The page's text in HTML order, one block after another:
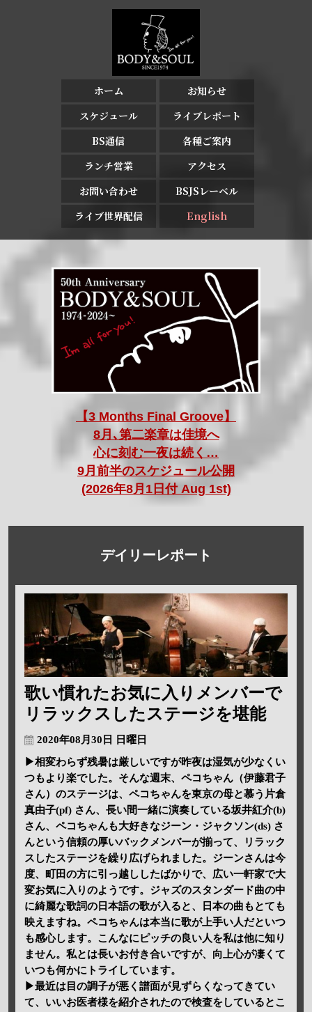
ホーム
お知らせ
スケジュール
ライブレポート
BS通信
各種ご案内
ランチ営業
アクセス
お問い合わせ
BSJSレーベル
ライブ世界配信
English
【3 Months Final Groove】
8月､第二楽章は佳境へ
心に刻む一夜は続く…
9月前半のスケジュール公開
(2026年8月1日付 Aug 1st)
デイリーレポート
歌い慣れたお気に入りメンバーで
リラックスしたステージを堪能
2020年08月30日 日曜日
▶相変わらず残暑は厳しいですが昨夜は湿気が少なくい
つもより楽でした。そんな週末、ペコちゃん（伊藤君子
さん）のステージは、ペコちゃんを東京の母と慕う片倉
真由子(pf) さん、長い間一緒に演奏している坂井紅介(b)
さん、ペコちゃんも大好きなジーン・ジャクソン(ds) さ
んという信頼の厚いバックメンバーが揃って、リラック
スしたステージを繰り広げられました。ジーンさんは今
度、町田の方に引っ越ししたばかりで、広い一軒家で大
変お気に入りのようです。ジャズのスタンダード曲の中
に綺麗な歌詞の日本語の歌が入ると、日本の曲もとても
映えますね。ペコちゃんは本当に歌が上手い人だといつ
も感心します。こんなにピッチの良い人を私は他に知り
ません。私とは長いお付き合いですが、向上心が凄くて
いつも何かにトライしています。
▶最近は目の調子が悪く譜面が見ずらくなってきてい
て、いいお医者様を紹介されたので検査をしているとこ